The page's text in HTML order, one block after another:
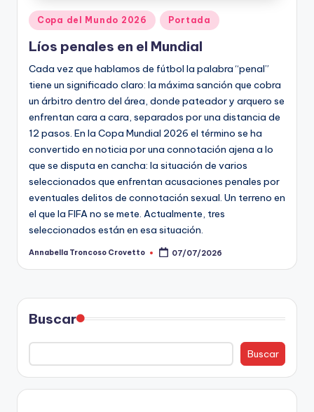
c
t
-
C
h
e
c
ki
n
g
Publicado
en
Copa del Mundo 2026 Portada
Líos penales en el Mundial
Cada vez que hablamos de fútbol la palabra “penal”
tiene un significado claro: la máxima sanción que cobra
un árbitro dentro del área, donde pateador y arquero se
enfrentan cara a cara, separados por una distancia de
12 pasos. En la Copa Mundial 2026 el término se ha
convertido en noticia por una connotación ajena a lo
que se disputa en cancha: la situación de varios
seleccionados que enfrentan acusaciones penales por
eventuales delitos de connotación sexual. Un terreno en
el que la FIFA no se mete. Actualmente, tres
seleccionados están en esa situación.
Publicado
Annabella Troncoso Crovetto 07/07/2026
Buscar
Buscar